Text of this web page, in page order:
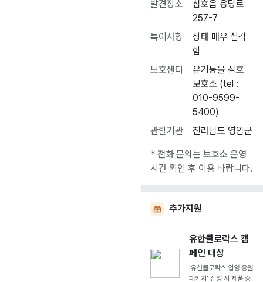
발견장소
삼호읍 용당로
257-7
특이사항
상태 매우 심각
함
보호센터
유기동물 삼호
보호소 (tel :
010-9599-
5400)
관할기관
전라남도 영암군
* 전화 문의는 보호소 운영
시간 확인 후 이용 바랍니다.
추가지원
유한클로락스 캠
페인 대상
'유한클로락스 입양 응원
패키지' 신청 시 제품 증